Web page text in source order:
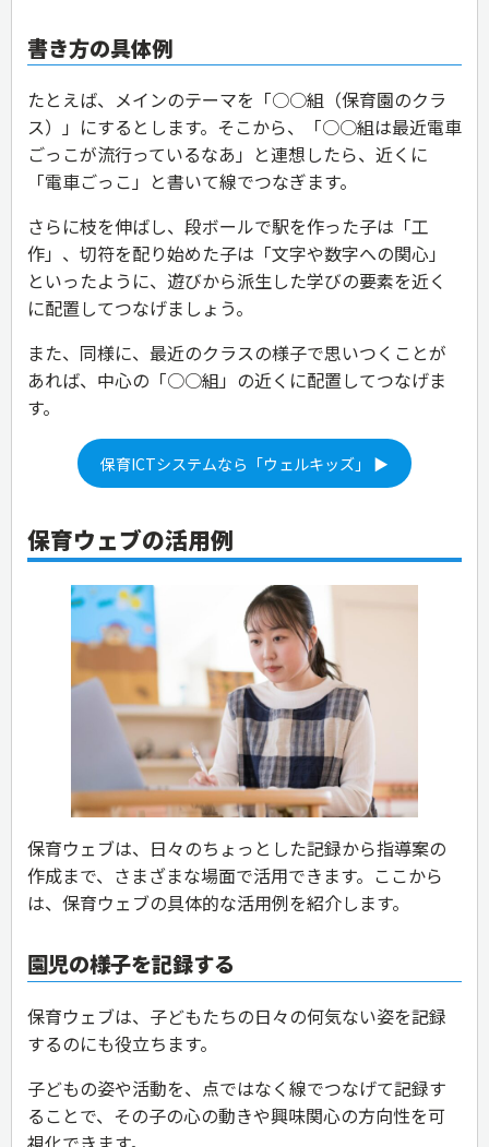
書き方の具体例
たとえば、メインのテーマを「○○組（保育園のクラ
ス）」にするとします。そこから、「○○組は最近電車
ごっこが流行っているなあ」と連想したら、近くに
「電車ごっこ」と書いて線でつなぎます。
さらに枝を伸ばし、段ボールで駅を作った子は「工
作」、切符を配り始めた子は「文字や数字への関心」
といったように、遊びから派生した学びの要素を近く
に配置してつなげましょう。
また、同様に、最近のクラスの様子で思いつくことが
あれば、中心の「○○組」の近くに配置してつなげま
す。
保育ICTシステムなら「ウェルキッズ」 ▶
保育ウェブの活用例
保育ウェブは、日々のちょっとした記録から指導案の
作成まで、さまざまな場面で活用できます。ここから
は、保育ウェブの具体的な活用例を紹介します。
園児の様子を記録する
保育ウェブは、子どもたちの日々の何気ない姿を記録
するのにも役立ちます。
子どもの姿や活動を、点ではなく線でつなげて記録す
ることで、その子の心の動きや興味関心の方向性を可